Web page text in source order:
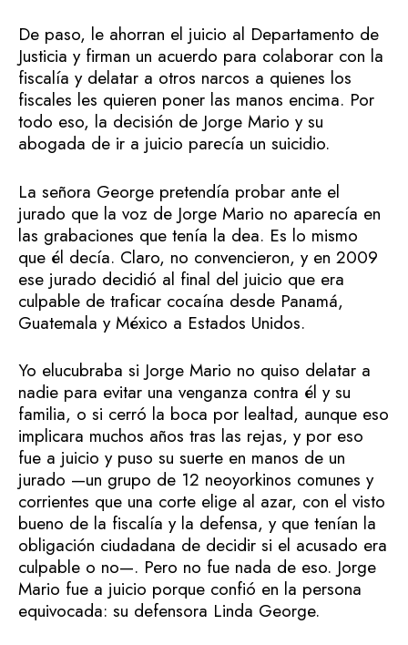
De paso, le ahorran el juicio al Departamento de
Justicia y firman un acuerdo para colaborar con la
fiscalía y delatar a otros narcos a quienes los
fiscales les quieren poner las manos encima. Por
todo eso, la decisión de Jorge Mario y su
abogada de ir a juicio parecía un suicidio.
La señora George pretendía probar ante el
jurado que la voz de Jorge Mario no aparecía en
las grabaciones que tenía la dea. Es lo mismo
que él decía. Claro, no convencieron, y en 2009
ese jurado decidió al final del juicio que era
culpable de traficar cocaína desde Panamá,
Guatemala y México a Estados Unidos.
Yo elucubraba si Jorge Mario no quiso delatar a
nadie para evitar una venganza contra él y su
familia, o si cerró la boca por lealtad, aunque eso
implicara muchos años tras las rejas, y por eso
fue a juicio y puso su suerte en manos de un
jurado —un grupo de 12 neoyorkinos comunes y
corrientes que una corte elige al azar, con el visto
bueno de la fiscalía y la defensa, y que tenían la
obligación ciudadana de decidir si el acusado era
culpable o no—. Pero no fue nada de eso. Jorge
Mario fue a juicio porque confió en la persona
equivocada: su defensora Linda George.